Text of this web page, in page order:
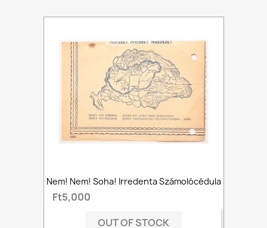
Nem! Nem! Soha! Irredenta Számolócédula
Ft5,000
OUT OF STOCK